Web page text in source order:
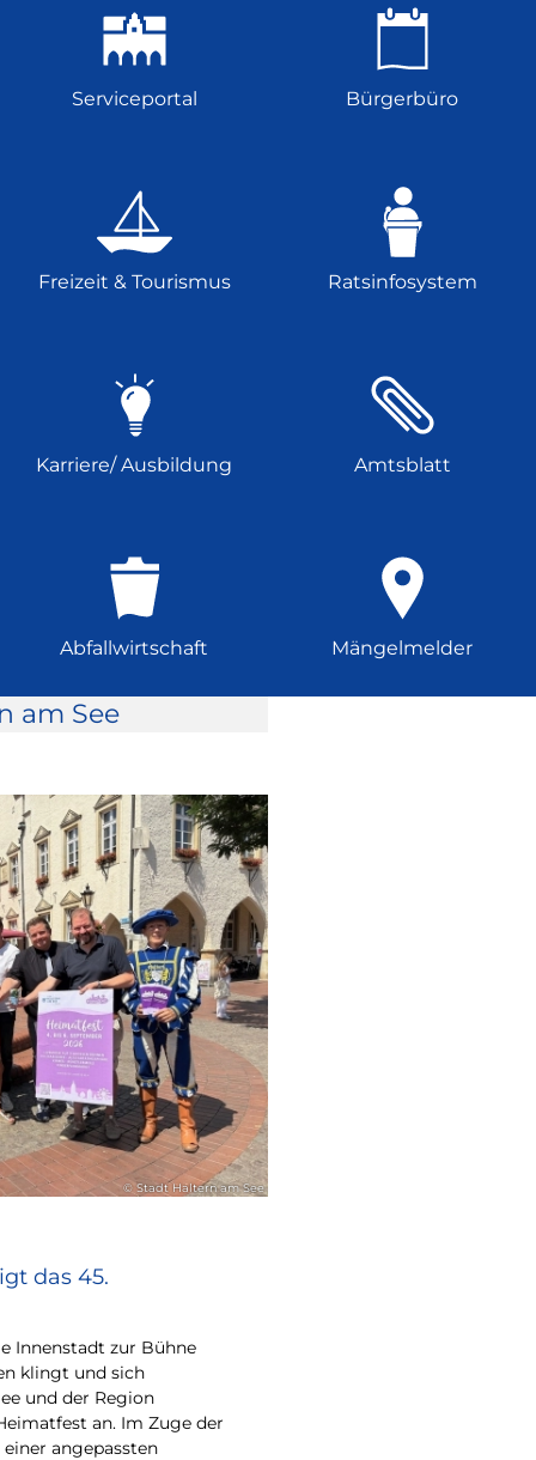
Serviceportal Bürgerbüro
Freizeit & Tourismus Ratsinfosystem
Karriere/ Ausbildung Amtsblatt
Abfallwirtschaft Mängelmelder
am See
© Stadt Haltern am See
das 45.
Innenstadt zur Bühne
klingt und sich
und der Region
an. Im Zuge der
angepassten